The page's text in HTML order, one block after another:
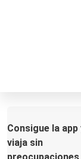
Consigue la app
viaja sin